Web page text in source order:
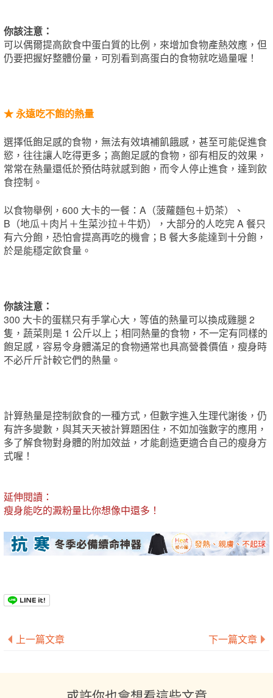
你該注意：
可以偶爾提高飲食中蛋白質的比例，來增加食物產熱效應，但
仍要把握好整體份量，可別看到高蛋白的食物就吃過量喔！
★ 永遠吃不飽的熱量
選擇低飽足感的食物，無法有效填補飢餓感，甚至可能促進食
慾，往往讓人吃得更多；高飽足感的食物，卻有相反的效果，
常常在熱量還低於預估時就感到飽，而令人停止進食，達到飲
食控制。
以食物舉例，600 大卡的一餐：A（菠蘿麵包＋奶茶）、
B（地瓜＋肉片＋生菜沙拉＋牛奶），大部分的人吃完 A 餐只
有六分飽，恐怕會提高再吃的機會；B 餐大多能達到十分飽，
於是能穩定飲食量。
你該注意：
300 大卡的蛋糕只有手掌心大，等值的熱量可以換成雞腿 2
隻，蔬菜則是 1 公斤以上；相同熱量的食物，不一定有同樣的
飽足感，容易令身體滿足的食物通常也具高營養價值，瘦身時
不必斤斤計較它們的熱量。
計算熱量是控制飲食的一種方式，但數字進入生理代謝後，仍
有許多變數，與其天天被計算題困住，不如加強數字的應用，
多了解食物對身體的附加效益，才能創造更適合自己的瘦身方
式喔！
延伸閱讀：
瘦身能吃的澱粉量比你想像中還多！
上一篇文章 下一篇文章